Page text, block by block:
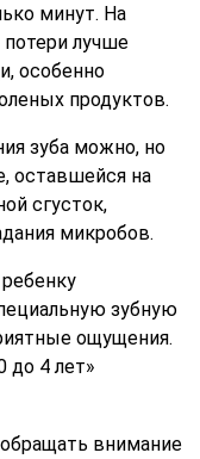
минут. На
лучше
особенно
продуктов.
зуба можно, но
оставшейся на
сгусток,
микробов.
зубную
ощущения.
до 4 лет»
внимание